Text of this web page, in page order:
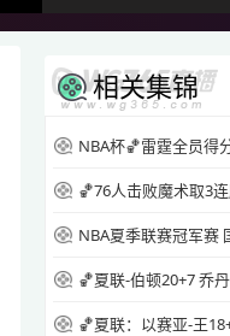
相关集锦
NBA夏季联赛冠军赛
🏀夏联：以赛亚-王